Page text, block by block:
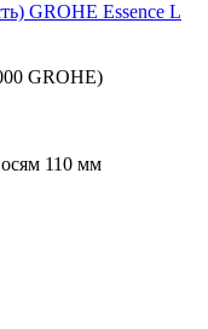
GROHE Essence L
GROHE)
110 мм